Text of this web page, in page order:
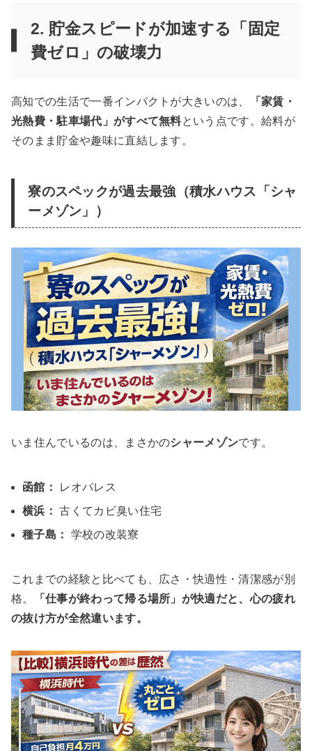
2. 貯金スピードが加速する「固定
費ゼロ」の破壊力
高知での生活で一番インパクトが大きいのは、
「家賃・
光熱費・駐車場代」がすべて無料という点です。給料が
そのまま貯金や趣味に直結します。
寮のスペックが過去最強（積水ハウス「シャ
ーメゾン」）
いま住んでいるのは、まさかのシャーメゾンです。
函館： レオパレス
横浜： 古くてカビ臭い住宅
種子島： 学校の改装寮
これまでの経験と比べても、広さ・快適性・清潔感が別
格。
「仕事が終わって帰る場所」が快適だと、心の疲れ
の抜け方が全然違います。